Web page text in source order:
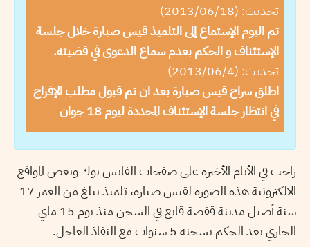
تحديث: (2013/06/18)
تم اليوم الإستماع إلى التلميذ قيس صبارة خلال جلسة
الإستئناف و الحكم بعدم سماع الدعوى في قضيته.
تحديث: (2013/06/4)
اطلق سراح قيس صبارة بعد ان تم قبول مطلب الإفراج
في انتظار جلسة الإستئناف المحددة ليوم 18 جوان
راجت في الأيام الأخيرة على صفحات الفايس بوك وبعض المواقع
الالكترونية هذه الصورة لقيس صبارة، تلميذ يبلغ من العمر 17
سنة أصيل مدينة قفصة قابع في السجن منذ يوم 15 ماي
الجاري بعد الحكم بسجنه 5 سنوات مع النفاذ العاجل.